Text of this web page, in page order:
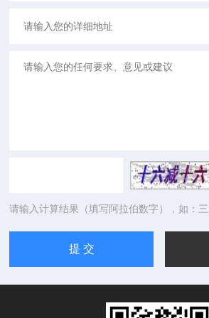
请输入计算结果（填写阿拉伯数字），如：